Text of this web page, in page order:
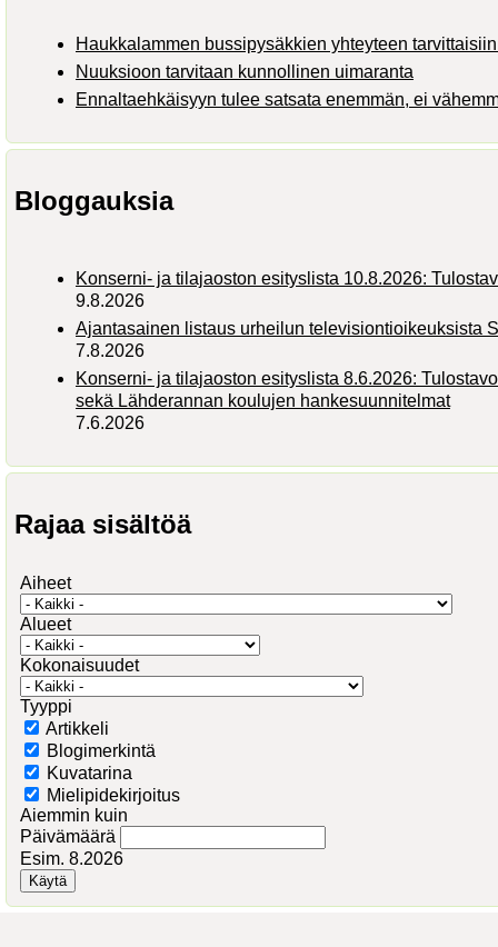
Haukkalammen bussipysäkkien yhteyteen
Nuuksioon tarvitaan kunnollinen uimaranta
Ennaltaehkäisyyn tulee satsata enemmän, ei
Bloggauksia
Konserni- ja tilajaoston esityslista 10.8.2026:
9.8.2026
Ajantasainen listaus urheilun televisiontioikeuksista
7.8.2026
Konserni- ja tilajaoston esityslista 8.6.2026:
sekä Lähderannan koulujen hankesuunnitelmat
7.6.2026
Rajaa sisältöä
Aiheet
Alueet
Kokonaisuudet
Tyyppi
Artikkeli
Blogimerkintä
Kuvatarina
Mielipidekirjoitus
Aiemmin kuin
Päivämäärä
Esim. 8.2026